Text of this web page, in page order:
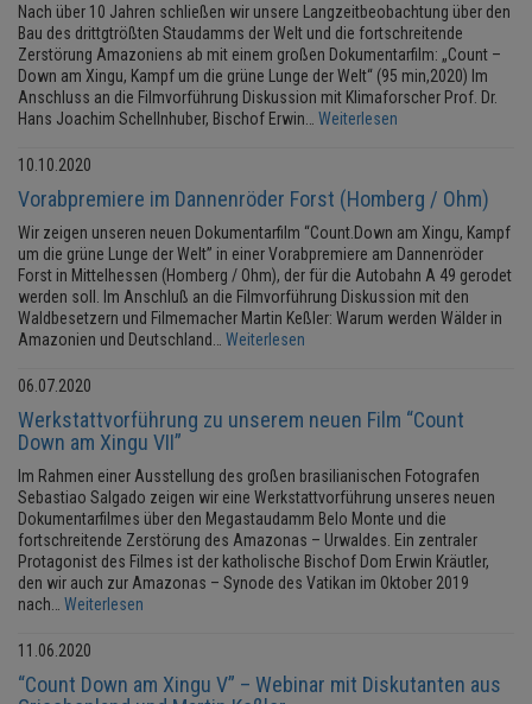
Nach über 10 Jahren schließen wir unsere Langzeitbeobachtung über den
Bau des drittgtrößten Staudamms der Welt und die fortschreitende
Zerstörung Amazoniens ab mit einem großen Dokumentarfilm: „Count –
Down am Xingu, Kampf um die grüne Lunge der Welt“ (95 min,2020) Im
Anschluss an die Filmvorführung Diskussion mit Klimaforscher Prof. Dr.
Hans Joachim Schellnhuber, Bischof Erwin… Weiterlesen
10.10.2020
Vorabpremiere im Dannenröder Forst (Homberg / Ohm)
Wir zeigen unseren neuen Dokumentarfilm “Count.Down am Xingu, Kampf
um die grüne Lunge der Welt” in einer Vorabpremiere am Dannenröder
Forst in Mittelhessen (Homberg / Ohm), der für die Autobahn A 49 gerodet
werden soll. Im Anschluß an die Filmvorführung Diskussion mit den
Waldbesetzern und Filmemacher Martin Keßler: Warum werden Wälder in
Amazonien und Deutschland… Weiterlesen
06.07.2020
Werkstattvorführung zu unserem neuen Film “Count
Down am Xingu VII”
Im Rahmen einer Ausstellung des großen brasilianischen Fotografen
Sebastiao Salgado zeigen wir eine Werkstattvorführung unseres neuen
Dokumentarfilmes über den Megastaudamm Belo Monte und die
fortschreitende Zerstörung des Amazonas – Urwaldes. Ein zentraler
Protagonist des Filmes ist der katholische Bischof Dom Erwin Kräutler,
den wir auch zur Amazonas – Synode des Vatikan im Oktober 2019
nach… Weiterlesen
11.06.2020
“Count Down am Xingu V” – Webinar mit Diskutanten aus